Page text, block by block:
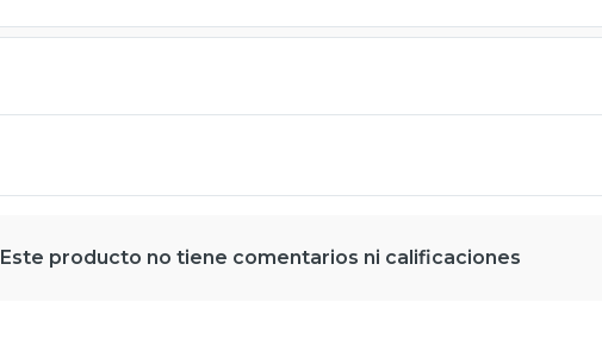
Este producto no tiene comentarios ni calificaciones